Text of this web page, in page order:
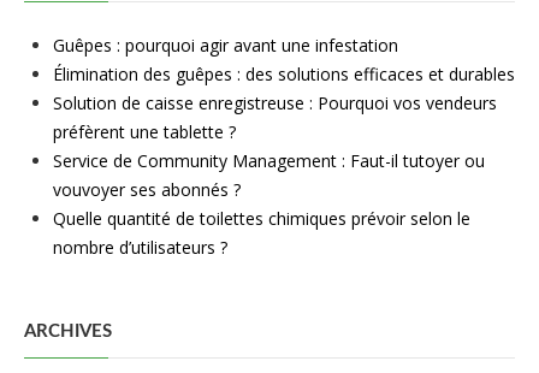
Guêpes : pourquoi agir avant une infestation
Élimination des guêpes : des solutions efficaces et durables
Solution de caisse enregistreuse : Pourquoi vos vendeurs
préfèrent une tablette ?
Service de Community Management : Faut-il tutoyer ou
vouvoyer ses abonnés ?
Quelle quantité de toilettes chimiques prévoir selon le
nombre d’utilisateurs ?
ARCHIVES